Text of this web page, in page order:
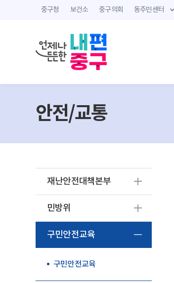
중구청 보건소 중구의회 동주민센터
안전/교통
재난안전대책본부
민방위
구민안전교육
구민안전교육